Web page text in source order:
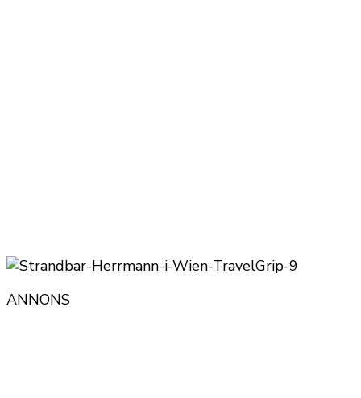
ANNONS